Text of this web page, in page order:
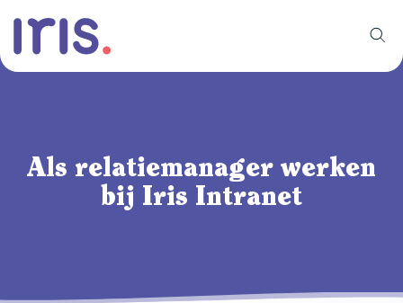
Als relatiemanager werken
bij Iris Intranet